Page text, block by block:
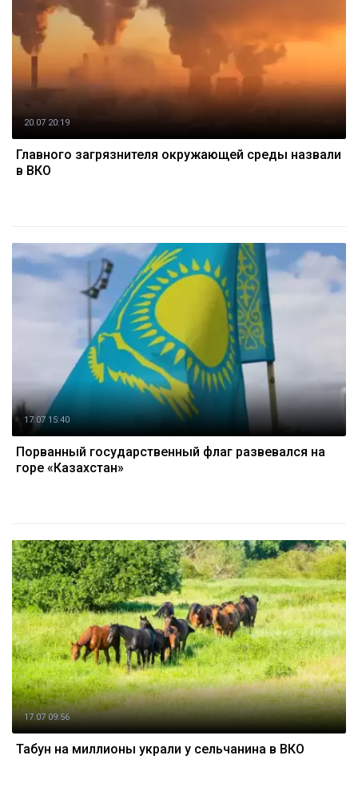
20.07 20:19
Главного загрязнителя окружающей среды назвали
в ВКО
17.07 15:40
Порванный государственный флаг развевался на
горе «Казахстан»
17.07 09:56
Табун на миллионы украли у сельчанина в ВКО